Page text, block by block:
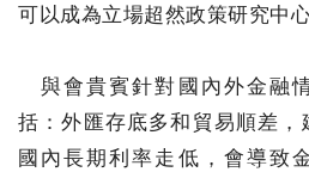
可以成為立場超然政策研究中心
與會貴賓針對國內外金融
括：外匯存底多和貿易順差，
國內長期利率走低，會導致